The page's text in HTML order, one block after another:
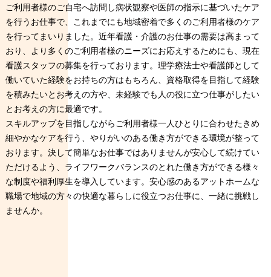
ご利用者様のご自宅へ訪問し病状観察や医師の指示に基づいたケア
を行うお仕事で、これまでにも地域密着で多くのご利用者様のケア
を行ってまいりました。近年看護・介護のお仕事の需要は高まって
おり、より多くのご利用者様のニーズにお応えするためにも、現在
看護スタッフの募集を行っております。理学療法士や看護師として
働いていた経験をお持ちの方はもちろん、資格取得を目指して経験
を積みたいとお考えの方や、未経験でも人の役に立つ仕事がしたい
とお考えの方に最適です。
スキルアップを目指しながらご利用者様一人ひとりに合わせたきめ
細やかなケアを行う、やりがいのある働き方ができる環境が整って
おります。決して簡単なお仕事ではありませんが安心して続けてい
ただけるよう、ライフワークバランスのとれた働き方ができる様々
な制度や福利厚生を導入しています。安心感のあるアットホームな
職場で地域の方々の快適な暮らしに役立つお仕事に、一緒に挑戦し
ませんか。